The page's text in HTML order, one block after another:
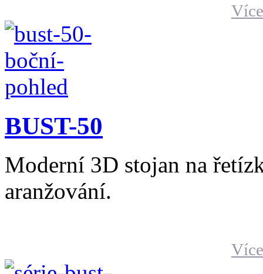
BUST-50
Moderní 3D stojan na
aranžování.